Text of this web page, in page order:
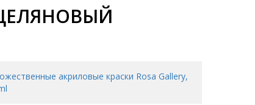
акриловые краски Rosa Gallery,